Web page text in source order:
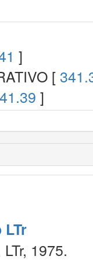
]
[
]
1975.